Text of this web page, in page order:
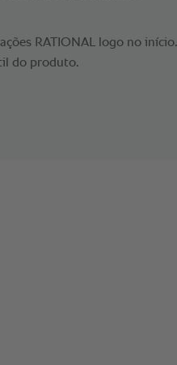
RATIONAL logo no
do produto.